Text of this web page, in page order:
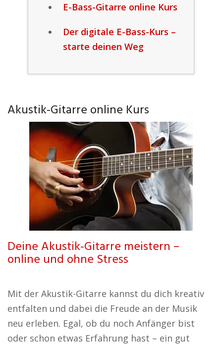
E-Bass-Gitarre online Kurs
Der digitale E-Bass-Kurs –
starte deinen Weg
Akustik-Gitarre online Kurs
Deine Akustik-Gitarre meistern –
online und ohne Stress
Mit der Akustik-Gitarre kannst du dich kreativ
entfalten und dabei die Freude an der Musik
neu erleben. Egal, ob du noch Anfänger bist
oder schon etwas Erfahrung hast – ein gut